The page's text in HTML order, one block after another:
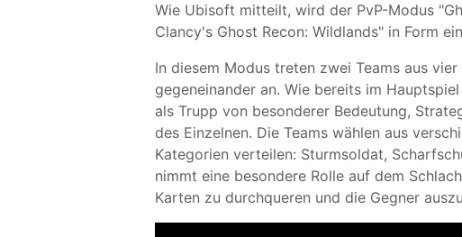
Wie Ubisoft mitteilt, wird der PvP-Modus
Clancy's Ghost Recon: Wildlands" in Form
In diesem Modus treten zwei Teams aus
gegeneinander an. Wie bereits im
als Trupp von besonderer Bedeutung,
des Einzelnen. Die Teams wählen aus
Kategorien verteilen: Sturmsoldat,
nimmt eine besondere Rolle auf dem
Karten zu durchqueren und die Gegner